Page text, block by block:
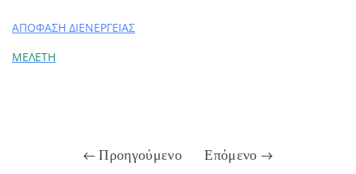
ΑΠΟΦΑΣΗ ΔΙΕΝΕΡΓΕΙΑΣ
ΜΕΛΕΤΗ
Προηγούμενο Επόμενο